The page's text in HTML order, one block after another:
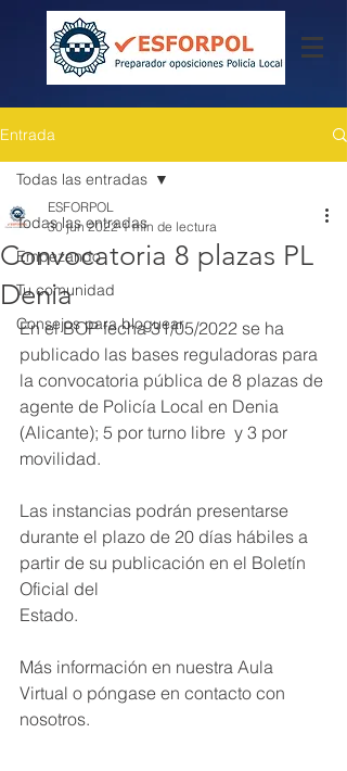
Entrada
Todas las entradas
Empezando
Tu comunidad
Consejos para bloguear
Todas las entradas
Convocatoria 8 plazas PL
Denia
ESFORPOL
30 jun 2022 1 min de lectura
En el BOP fecha 31/05/2022 se ha
publicado las bases reguladoras para
la convocatoria pública de 8 plazas de
agente de Policía Local en Denia
(Alicante); 5 por turno libre  y 3 por
movilidad.
Las instancias podrán presentarse
durante el plazo de 20 días hábiles a
partir de su publicación en el Boletín
Oficial del
Estado.
Más información en nuestra Aula
Virtual o póngase en contacto con
nosotros.